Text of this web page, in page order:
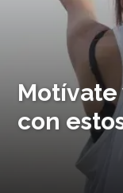
Motívate
con